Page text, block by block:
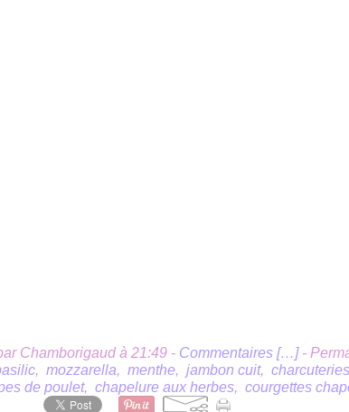
Chamborigaud à 21:49 - Commentaires […]-
, mozzarella, menthe, jambon cuit, charcuteries
de poulet, chapelure aux herbes, courgettes